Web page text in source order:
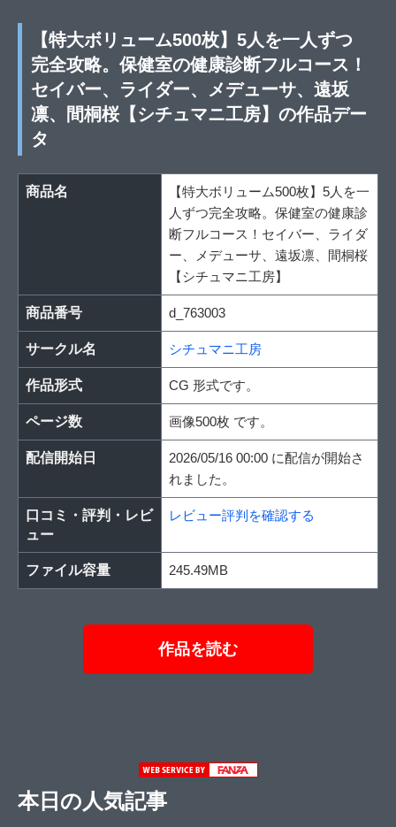
【特大ボリューム500枚】5人を一人ずつ
完全攻略。保健室の健康診断フルコース！
セイバー、ライダー、メデューサ、遠坂
凛、間桐桜【シチュマニ工房】の作品デー
タ
商品名
【特大ボリューム500枚】5人を一
人ずつ完全攻略。保健室の健康診
断フルコース！セイバー、ライダ
ー、メデューサ、遠坂凛、間桐桜
【シチュマニ工房】
商品番号 d_763003
サークル名 シチュマニ工房
作品形式 CG 形式です。
ページ数 画像500枚 です。
配信開始日
2026/05/16 00:00 に配信が開始さ
れました。
口コミ・評判・レビ
ュー
レビュー評判を確認する
ファイル容量 245.49MB
作品を読む
本日の人気記事